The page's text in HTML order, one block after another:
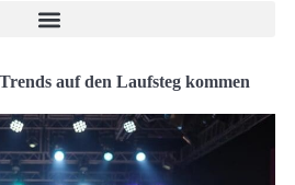
auf den Laufsteg kommen